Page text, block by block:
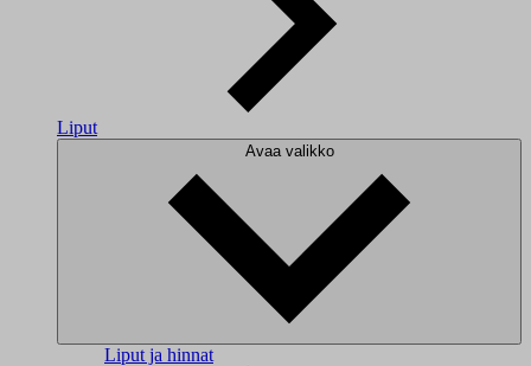
Liput
Avaa valikko
Liput ja hinnat